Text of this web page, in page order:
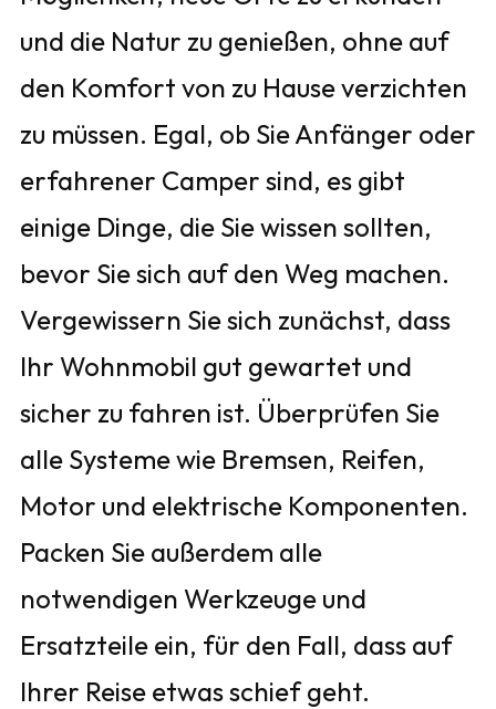
und die Natur zu genießen, ohne auf
den Komfort von zu Hause verzichten
zu müssen. Egal, ob Sie Anfänger oder
erfahrener Camper sind, es gibt
einige Dinge, die Sie wissen sollten,
bevor Sie sich auf den Weg machen.
Vergewissern Sie sich zunächst, dass
Ihr Wohnmobil gut gewartet und
sicher zu fahren ist. Überprüfen Sie
alle Systeme wie Bremsen, Reifen,
Motor und elektrische Komponenten.
Packen Sie außerdem alle
notwendigen Werkzeuge und
Ersatzteile ein, für den Fall, dass auf
Ihrer Reise etwas schief geht.